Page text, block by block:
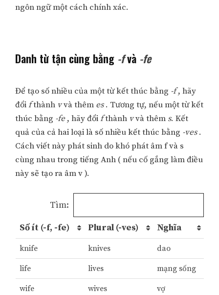
ngôn ngữ một cách chính xác.
Danh từ tận cùng bằng -fvà -fe
Để tạo số nhiều của một từ kết thúc bằng -f, hãy
đổifthành vvà thêm es. Tương tự, nếu một từ kết
thúc bằng -fe, hãy đổifthành vvà thêm s. Kết
quả của cả hai loại là số nhiều kết thúc bằng -ves.
Cách viết này phát sinh do khó phát âm f và s
cùng nhau trong tiếng Anh ( nếu cố gắng làm điều
này sẽ tạo ra âm v ).
Tìm:
Số ít (-f, -fe)
Plural (-ves) Nghĩa
knife knives dao
life lives mạng sống
wife wives vợ